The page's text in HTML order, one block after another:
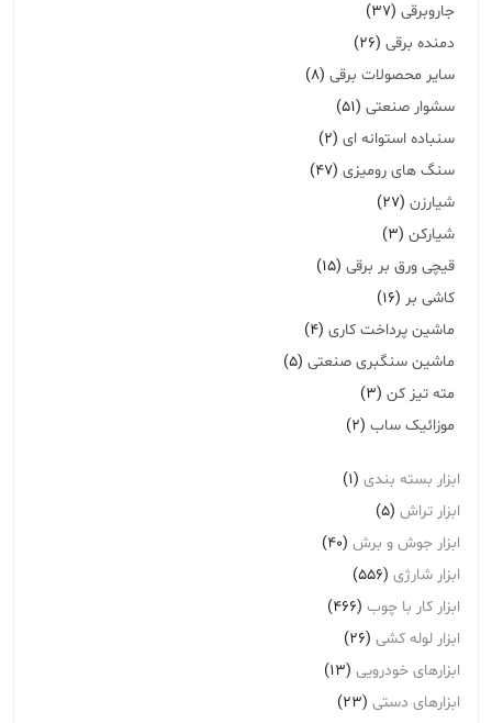
جاروبرقی (37)
دمنده برقی (26)
سایر محصولات برقی (8)
سشوار صنعتی (51)
سنباده استوانه ای (2)
سنگ های رومیزی (47)
شیارزن (27)
شیارکن (3)
قیچی ورق بر برقی (15)
کاشی بر (16)
ماشین پرداخت کاری (4)
ماشین سنگبری صنعتی (5)
مته تیز کن (3)
موزائیک ساب (2)
ابزار بسته بندی (1)
ابزار تراش (5)
ابزار جوش و برش (40)
ابزار شارژی (556)
ابزار کار با چوب (466)
ابزار لوله کشی (26)
ابزارهای خودرویی (13)
ابزارهای دستی (23)